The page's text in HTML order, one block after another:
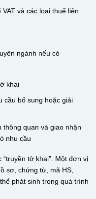
và các loại thuế liên
ngành nếu có
khai
cầu bổ sung hoặc giải
quan và giao nhận
nhu cầu
tờ khai”. Một đơn vị
sơ, chứng từ, mã HS,
phát sinh trong quá trình